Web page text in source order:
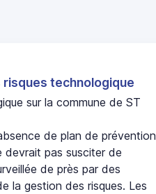
technologique
sur la commune de ST
de plan de prévention
devrait pas susciter de
de près par des
la gestion des risques. Les